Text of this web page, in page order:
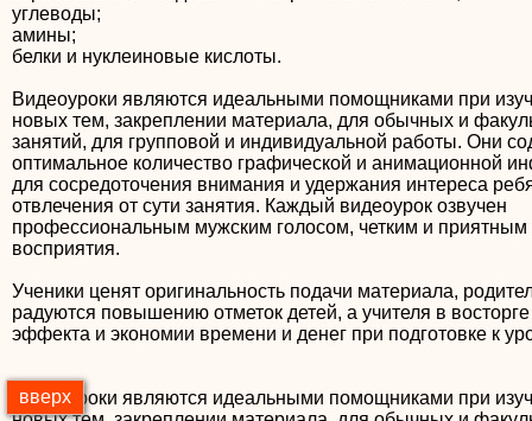
углеводы;
амины;
белки и нуклеиновые кислоты.
Видеоуроки являются идеальными помощниками при
новых тем, закреплении материала, для обычных и
занятий, для групповой и индивидуальной работы. Они
оптимальное количество графической и анимационной
для сосредоточения внимания и удержания интереса
отвлечения от сути занятия. Каждый видеоурок озвучен
профессиональным мужским голосом, четким и приятным
восприятия.
Ученики ценят оригинальность подачи материала,
радуются повышению отметок детей, а учителя в восторге
эффекта и экономии времени и денег при подготовке к
Видеоуроки являются идеальными помощниками при
вверх